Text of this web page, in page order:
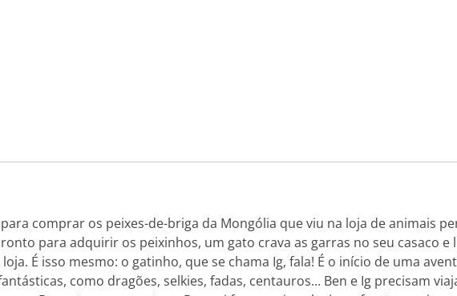
comprar os peixes-de-briga da Mongólia que viu na loja de animais
para adquirir os peixinhos, um gato crava as garras no seu casaco
É isso mesmo: o gatinho, que se chama Ig, fala! É o início de uma
como dragões, selkies, fadas, centauros... Ben e Ig precisam